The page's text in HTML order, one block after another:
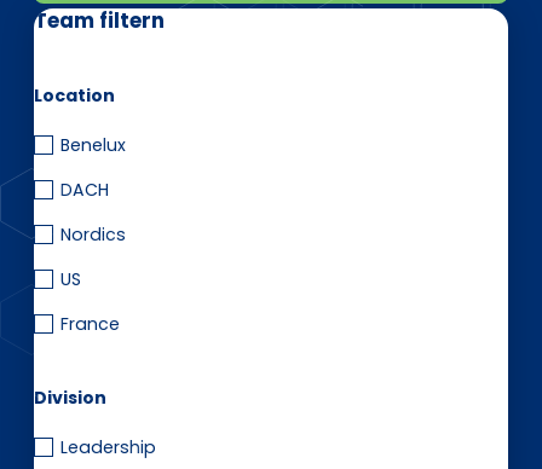
Team filtern
Location
Benelux
DACH
Nordics
US
France
Division
Leadership